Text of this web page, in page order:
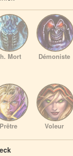
Mort Démoniste
Prêtre Voleur